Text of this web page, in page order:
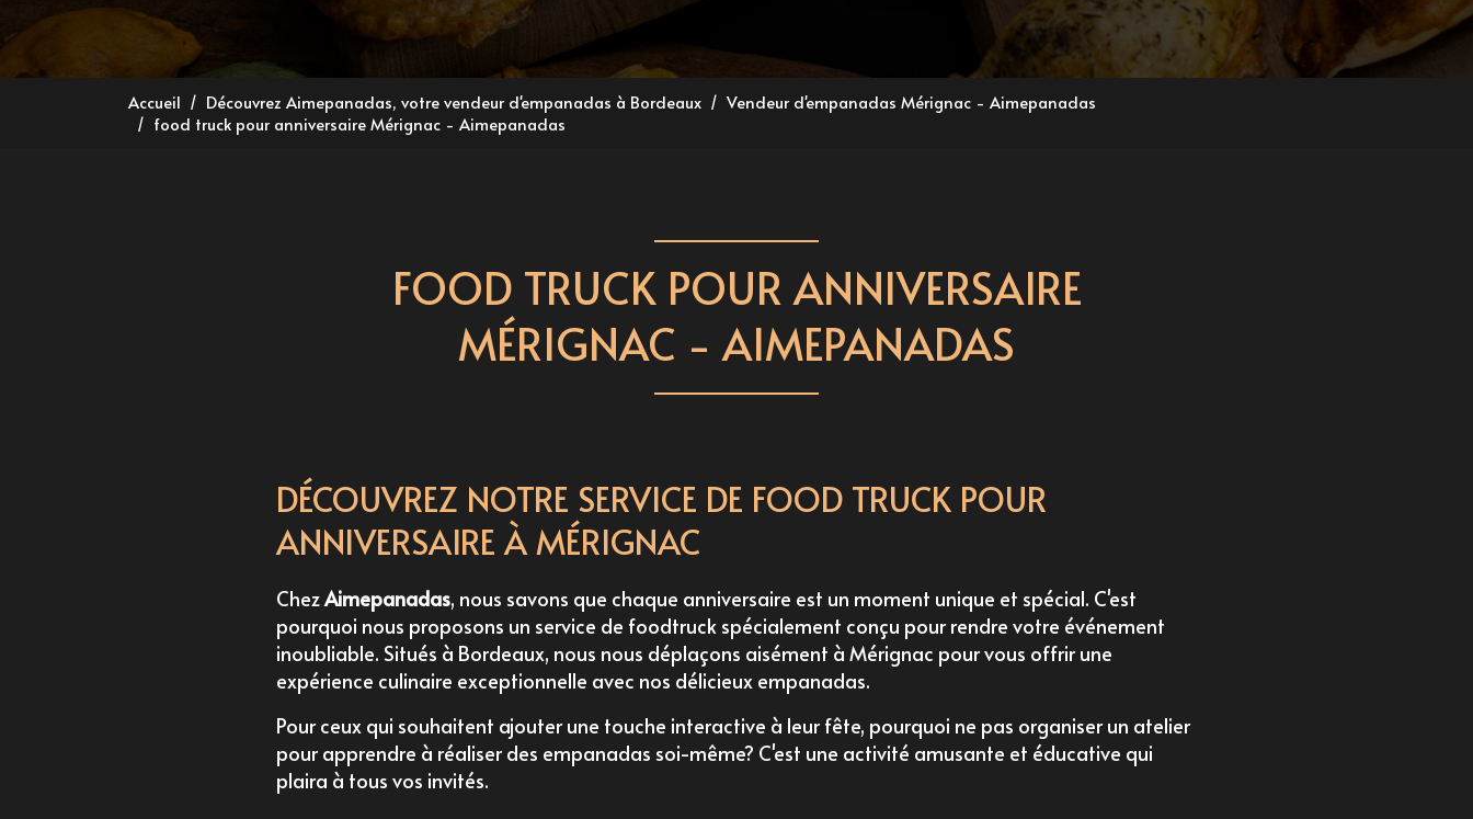
Accueil Découvrez Aimepanadas, votre vendeur d'empanadas à Bordeaux
Vendeur d'empanadas Mérignac - Aimepanadas
food truck pour anniversaire Mérignac - Aimepanadas
FOOD TRUCK POUR ANNIVERSAIRE
MÉRIGNAC - AIMEPANADAS
DÉCOUVREZ NOTRE SERVICE DE FOOD TRUCK POUR
ANNIVERSAIRE À MÉRIGNAC
ChezAimepanadas, nous savons que chaque anniversaire est un moment unique et spécial. C'est
pourquoi nous proposons un service de foodtruck spécialement conçu pour rendre votre événement
inoubliable. Situés à Bordeaux, nous nous déplaçons aisément à Mérignac pour vous offrir une
expérience culinaire exceptionnelle avec nos délicieux empanadas.
Pour ceux qui souhaitent ajouter une touche interactive à leur fête, pourquoi ne pas organiser un atelier
pour apprendre à réaliser des empanadas soi-même? C'est une activité amusante et éducative qui
plaira à tous vos invités.